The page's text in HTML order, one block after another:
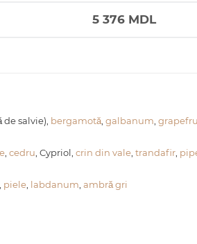
5 376 MDL
salvie), bergamotă, galbanum
, cedru , Cypriol, crin din vale, trandafir,
piele, labdanum ambră gri